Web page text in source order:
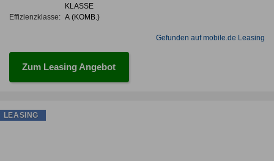
Effizienzklasse:
KLASSE
A (KOMB.)
Gefunden auf mobile.de Leasing
Zum Leasing Angebot
LEASING